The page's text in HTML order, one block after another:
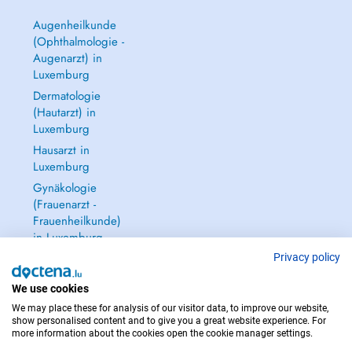
Augenheilkunde
(Ophthalmologie -
Augenarzt) in
Luxemburg
Dermatologie
(Hautarzt) in
Luxemburg
Hausarzt in
Luxemburg
Gynäkologie
(Frauenarzt -
Frauenheilkunde)
in Luxemburg
Privacy policy
We use cookies
We may place these for analysis of our visitor data, to improve our website,
show personalised content and to give you a great website experience. For
more information about the cookies open the cookie manager settings.